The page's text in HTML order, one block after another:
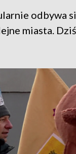
odbywa
miasta.